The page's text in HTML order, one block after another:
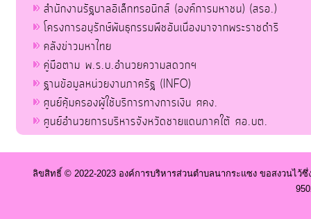
สำนักงานรัฐบาลอิเล็กทรอนิกส์ (องค์การมหาชน) (สรอ.)
โครงการอนุรักษ์พันธุกรรมพืชอันเนื่องมาจากพระราชดำริ
คลังข่าวมหาไทย
คู่มือตาม พ.ร.บ.อำนวยความสดวกฯ
ฐานข้อมูลหน่วยงานภาครัฐ (INFO)
ศูนย์คุ้มครองผู้ใช้บริการทางการเงิน ศคง.
ศูนย์อำนวยการบริหารจังหวัดชายแดนภาคใต้ ศอ.บต.
ลิขสิทธิ์ © 2022-2023 องค์การบริหารส่วนตำบลนากระแซง ขอสงวนไว้